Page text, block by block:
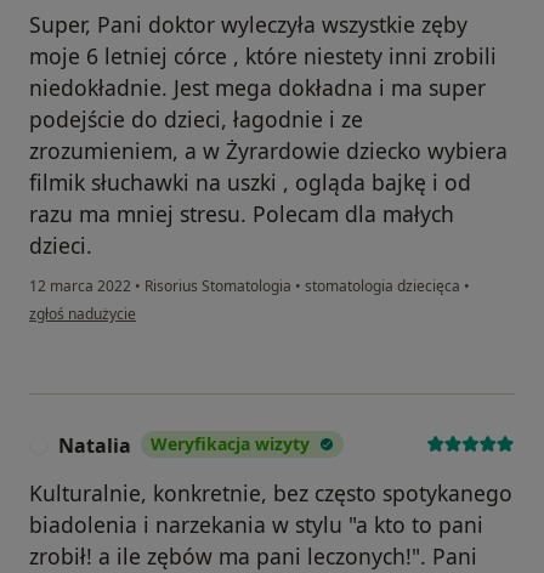
Super, Pani doktor wyleczyła wszystkie zęby
moje 6 letniej córce , które niestety inni zrobili
niedokładnie. Jest mega dokładna i ma super
podejście do dzieci, łagodnie i ze
zrozumieniem, a w Żyrardowie dziecko wybiera
filmik słuchawki na uszki , ogląda bajkę i od
razu ma mniej stresu. Polecam dla małych
dzieci.
12 marca 2022 • Risorius Stomatologia • stomatologia dziecięca •
w opinii użytkownika Ania B
zgłoś nadużycie
Natalia Weryfikacja wizyty
Kulturalnie, konkretnie, bez często spotykanego
biadolenia i narzekania w stylu "a kto to pani
zrobił! a ile zębów ma pani leczonych!". Pani